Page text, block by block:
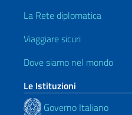
La Rete diplomatica
Viaggiare sicuri
Dove siamo nel mondo
Le Istituzioni
Governo Italiano